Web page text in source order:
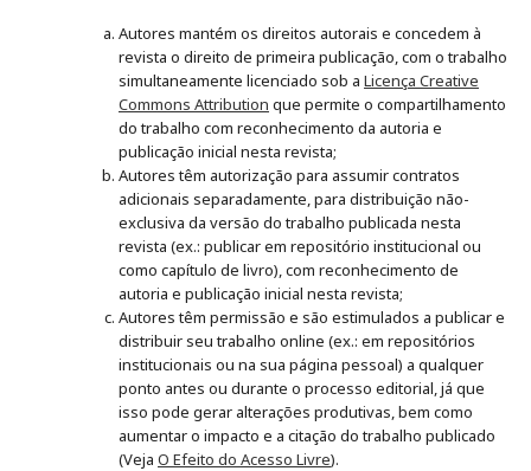
Autores mantém os direitos autorais e concedem à
revista o direito de primeira publicação, com o trabalho
simultaneamente licenciado sob a Licença Creative
Commons Attribution que permite o compartilhamento
do trabalho com reconhecimento da autoria e
publicação inicial nesta revista;
Autores têm autorização para assumir contratos
adicionais separadamente, para distribuição não-
exclusiva da versão do trabalho publicada nesta
revista (ex.: publicar em repositório institucional ou
como capítulo de livro), com reconhecimento de
autoria e publicação inicial nesta revista;
Autores têm permissão e são estimulados a publicar e
distribuir seu trabalho online (ex.: em repositórios
institucionais ou na sua página pessoal) a qualquer
ponto antes ou durante o processo editorial, já que
isso pode gerar alterações produtivas, bem como
aumentar o impacto e a citação do trabalho publicado
(Veja O Efeito do Acesso Livre).